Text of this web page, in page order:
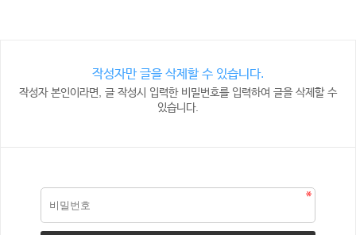
작성자만 글을 삭제할 수 있습니다.
작성자 본인이라면, 글 작성시 입력한 비밀번호를 입력하여 글을 삭제할 수
있습니다.